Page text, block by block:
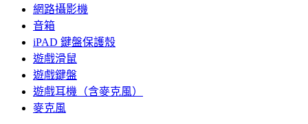
網路攝影機
音箱
iPAD 鍵盤保護殼
遊戲滑鼠
遊戲鍵盤
遊戲耳機（含麥克風）
麥克風